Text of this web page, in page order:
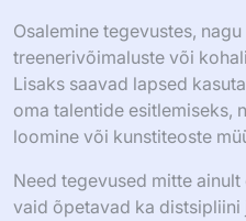
Osalemine tegevustes,
treenerivõimaluste või
Lisaks saavad lapsed
oma talentide esitlemiseks,
loomine või kunstiteoste
Need tegevused mitte
vaid õpetavad ka distsipliini